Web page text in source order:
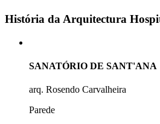
História da Arquitectura
SANATÓRIO DE SANT'ANA
arq. Rosendo Carvalheira
Parede